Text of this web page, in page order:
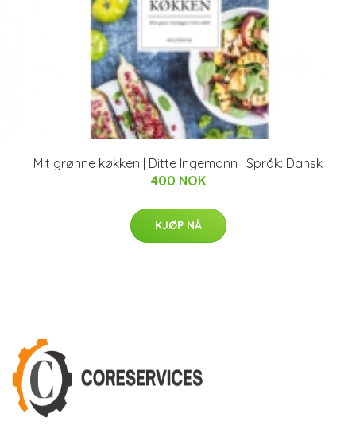
Mit grønne køkken | Ditte Ingemann | Språk: Dansk
400 NOK
KJØP NÅ